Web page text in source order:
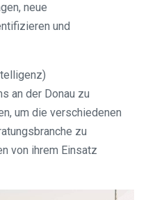
neue
und
an der Donau zu
um die verschiedenen
zu
von ihrem Einsatz